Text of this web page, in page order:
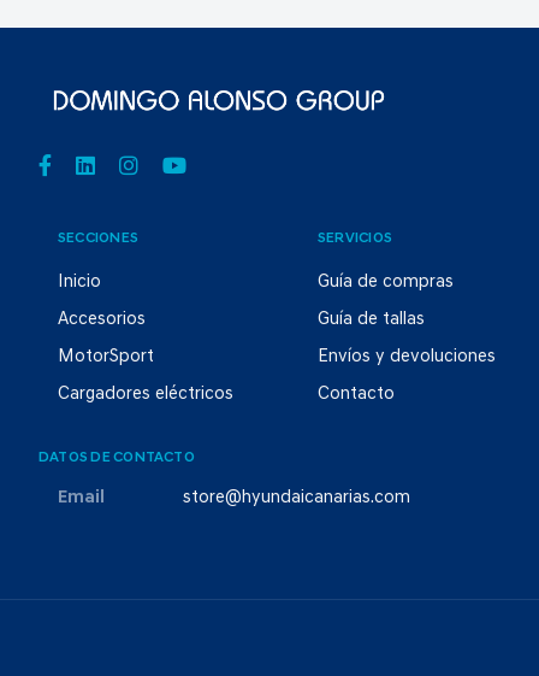
SECCIONES
Inicio
Accesorios
MotorSport
Cargadores eléctricos
SERVICIOS
Guía de compras
Guía de tallas
Envíos y devoluciones
Contacto
DATOS DE CONTACTO
Email store@hyundaicanarias.com